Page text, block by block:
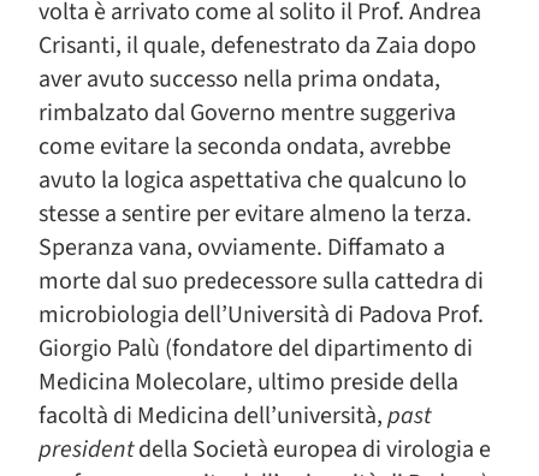
volta è arrivato come al solito il Prof. Andrea
Crisanti, il quale, defenestrato da Zaia dopo
aver avuto successo nella prima ondata,
rimbalzato dal Governo mentre suggeriva
come evitare la seconda ondata, avrebbe
avuto la logica aspettativa che qualcuno lo
stesse a sentire per evitare almeno la terza.
Speranza vana, ovviamente. Diffamato a
morte dal suo predecessore sulla cattedra di
microbiologia dell’Università di Padova Prof.
Giorgio Palù (fondatore del dipartimento di
Medicina Molecolare, ultimo preside della
facoltà di Medicina dell’università,past
presidentdella Società europea di virologia e